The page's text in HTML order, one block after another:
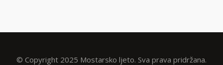
© Copyright 2025 Mostarsko ljeto. Sva prava pridržana.